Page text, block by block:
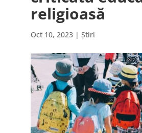
religioasă
Oct 10, 2023| Știri